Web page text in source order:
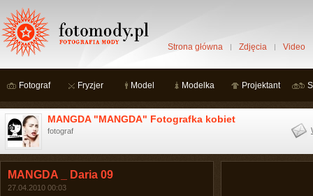
Strona główna Zdjęcia Video
Fotograf Fryzjer Model Modelka Projektant
MANGDA "MANGDA" Fotografka kobiet
fotograf
MANGDA _ Daria 09
27.04.2010 00:03